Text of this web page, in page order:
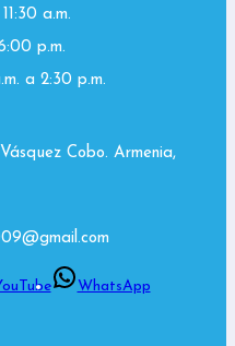
a.m.
p.m.
a 2:30 p.m.
Cobo. Armenia,
WhatsApp